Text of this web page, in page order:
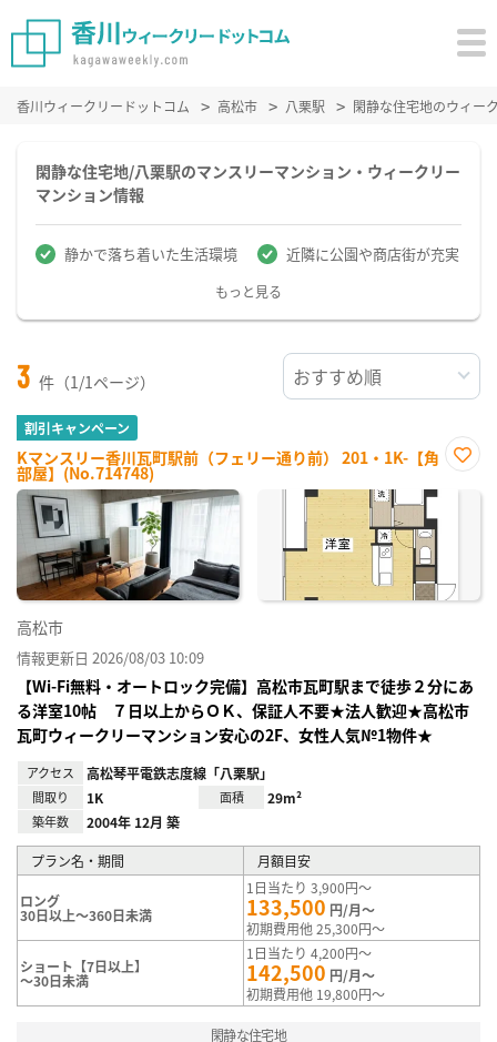
香川ウィークリードットコム 高松市 八栗駅 閑静な住宅地のウィー
閑静な住宅地/八栗駅のマンスリーマンション・ウィークリー
マンション情報
静かで落ち着いた生活環境 近隣に公園や商店街が充実
もっと見る
3 件（1/1ページ）
割引キャンペーン
Kマンスリー香川瓦町駅前（フェリー通り前） 201・1K-【角
部屋】(No.714748)
に入
高松市
情報更新日 2026/08/03 10:09
【Wi-Fi無料・オートロック完備】高松市瓦町駅まで徒歩２分にあ
る洋室10帖 ７日以上からＯＫ、保証人不要★法人歓迎★高松市
瓦町ウィークリーマンション安心の2F、女性人気№1物件★
アクセス 高松琴平電鉄志度線「八栗駅」
間取り 1K 面積 29m²
築年数 2004年 12月 築
プラン名・期間 月額目安
ロング
30日以上～360日未満
1日当たり 3,900円～
133,500 円/月～
初期費用他 25,300円～
ショート【7日以上】
～30日未満
1日当たり 4,200円～
142,500 円/月～
初期費用他 19,800円～
閑静な住宅地